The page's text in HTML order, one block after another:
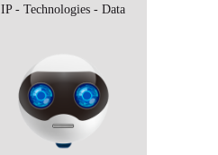
IP - Technologies - Data